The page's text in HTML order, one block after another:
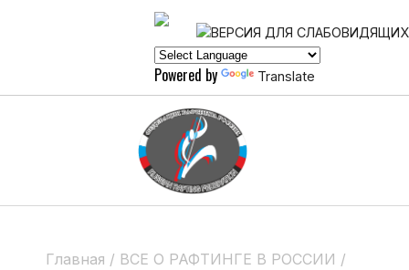
Powered by Translate
Главная / ВСЕ О РАФТИНГЕ В РОССИИ /